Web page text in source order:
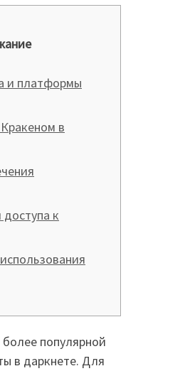
и платформы
в
к
более популярной
в даркнете. Для